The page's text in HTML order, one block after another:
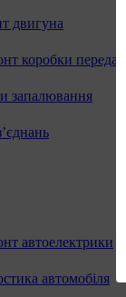
двигуна
коробки передач
запалювання
автоелектрики
автомобіля